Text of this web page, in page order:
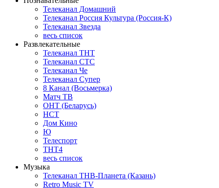
Телеканал Домашний
Телеканал Россия Культура (Россия-К)
Телеканал Звезда
весь список
Развлекательные
Телеканал ТНТ
Телеканал СТС
Телеканал Че
Телеканал Супер
8 Канал (Восьмерка)
Матч ТВ
ОНТ (Беларусь)
НСТ
Дом Кино
Ю
Телеспорт
ТНТ4
весь список
Музыка
Телеканал ТНВ-Планета (Казань)
Retro Music TV